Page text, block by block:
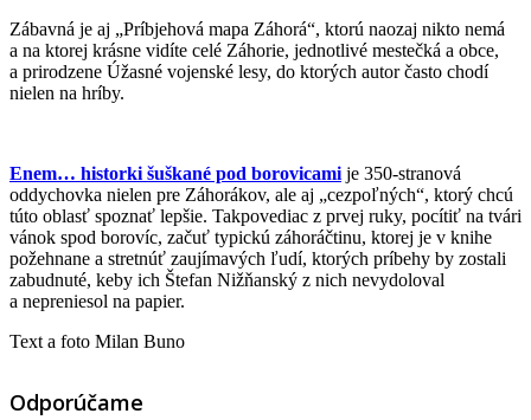
Zábavná je aj „Príbjehová mapa Záhorá“, ktorú naozaj nikto nemá
a na ktorej krásne vidíte celé Záhorie, jednotlivé mestečká a obce,
a prirodzene Úžasné vojenské lesy, do ktorých autor často chodí
nielen na hríby.
Enem… historki šuškané pod borovicami je 350-stranová
oddychovka nielen pre Záhorákov, ale aj „cezpoľných“, ktorý chcú
túto oblasť spoznať lepšie. Takpovediac z prvej ruky, pocítiť na tvári
vánok spod borovíc, začuť typickú záhoráčtinu, ktorej je v knihe
požehnane a stretnúť zaujímavých ľudí, ktorých príbehy by zostali
zabudnuté, keby ich Štefan Nižňanský z nich nevydoloval
a nepreniesol na papier.
Text a foto Milan Buno
Odporúčame